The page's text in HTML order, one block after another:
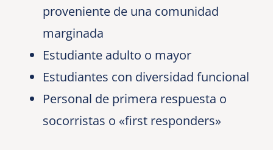
proveniente de una comunidad
marginada
Estudiante adulto o mayor
Estudiantes con diversidad funcional
Personal de primera respuesta o
socorristas o «first responders»